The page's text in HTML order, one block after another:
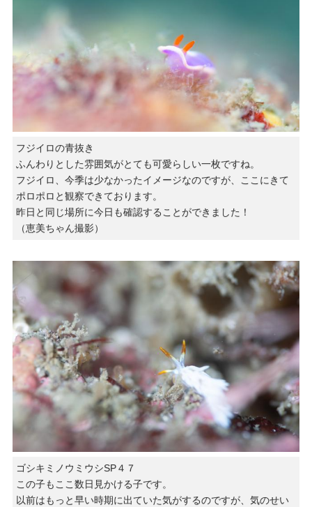
フジイロの青抜き
ふんわりとした雰囲気がとても可愛らしい一枚ですね。
フジイロ、今季は少なかったイメージなのですが、ここにきて
ポロポロと観察できております。
昨日と同じ場所に今日も確認することができました！
（恵美ちゃん撮影）
ゴシキミノウミウシSP４７
この子もここ数日見かける子です。
以前はもっと早い時期に出ていた気がするのですが、気のせい